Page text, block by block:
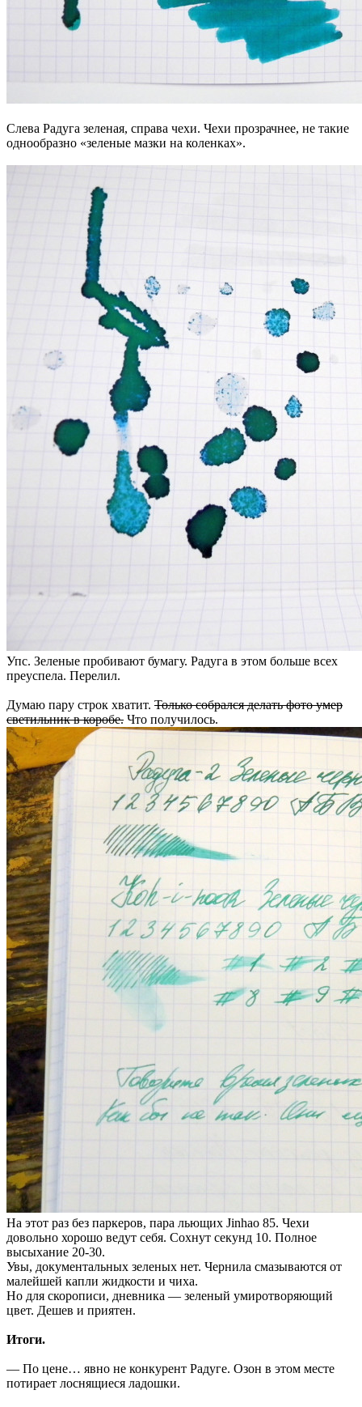
Слева Радуга зеленая, справа чехи. Чехи прозрачнее, не такие
однообразно «зеленые мазки на коленках».
Упс. Зеленые пробивают бумагу. Радуга в этом больше всех
преуспела. Перелил.
Думаю пару строк хватит. Только собрался делать фото умер
светильник в коробе. Что получилось.
На этот раз без паркеров, пара льющих Jinhao 85. Чехи
довольно хорошо ведут себя. Сохнут секунд 10. Полное
высыхание 20-30.
Увы, документальных зеленых нет. Чернила смазываются от
малейшей капли жидкости и чиха.
Но для скорописи, дневника — зеленый умиротворяющий
цвет. Дешев и приятен.
Итоги.
— По цене… явно не конкурент Радуге. Озон в этом месте
потирает лоснящиеся ладошки.